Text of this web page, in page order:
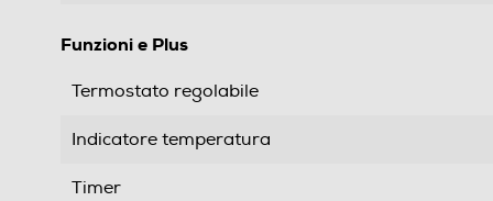
Funzioni e Plus
Termostato regolabile
Indicatore temperatura
Timer